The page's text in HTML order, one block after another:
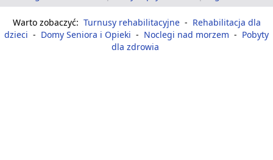
Warto zobaczyć: Turnusy rehabilitacyjne - Rehabilitacja dla
dzieci - Domy Seniora i Opieki - Noclegi nad morzem - Pobyty
dla zdrowia